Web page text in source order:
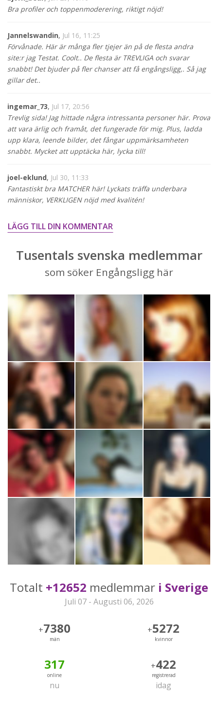
Bra profiler och toppenmoderering, riktigt nöjd!
Jannelswandin, Jul 16, 11:25
Förvånade. Här är många fler tjejer än på de flesta andra
site:r jag Testat. Coolt.. De flesta är TREVLIGA och svarar
snabbt! Det bjuder på fler chanser att få engångsligg,. Så jag
gillar det..
ingemar_73, Jul 17, 20:56
Trevlig sida! Jag hittade några intressanta personer här. Prova
att vara ärlig och framåt, det fungerade för mig. Plus, ladda
upp klara, leende bilder, det fångar uppmärksamheten
snabbt. Mycket att upptäcka här, lycka till!
joel-eklund, Jul 30, 11:33
Fantastiskt bra MATCHER här! Lyckats träffa underbara
människor, VERKLIGEN nöjd med kvalitén!
LÄGG TILL DIN KOMMENTAR
Tusentals svenska medlemmar
som söker Engångsligg här
Totalt +12652 medlemmar i Sverige
Juli 07 - Augusti 06, 2026
+7380
män
+5272
kvinnor
317
online
nu
+422
registrerad
idag